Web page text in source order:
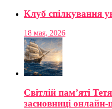
Клуб спілкування
18 мая, 2026
Світлій пам’яті
засновниці